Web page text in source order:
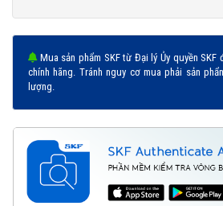
Mua sản phẩm SKF từ Đại lý Ủy quyền SKF
chính hãng. Tránh nguy cơ mua phải sản
lượng.